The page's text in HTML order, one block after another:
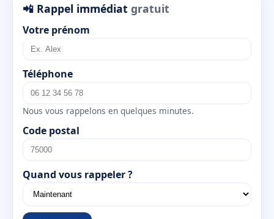
📲 Rappel immédiat gratuit
Votre prénom
Téléphone
Nous vous rappelons en quelques minutes.
Code postal
Quand vous rappeler ?